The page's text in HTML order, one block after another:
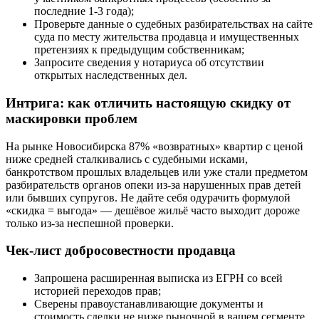
последние 1-3 года);
Проверьте данные о судебных разбирательствах на сайте
суда по месту жительства продавца и имущественных
претензиях к предыдущим собственникам;
Запросите сведения у нотариуса об отсутствии
открытых наследственных дел.
Интрига: как отличить настоящую скидку от
маскировки проблем
На рынке Новосибирска 87% «возвратных» квартир с ценой
ниже средней сталкивались с судебными исками,
банкротством прошлых владельцев или уже стали предметом
разбирательств органов опеки из-за нарушенных прав детей
или бывших супругов. Не дайте себя одурачить формулой
«скидка = выгода» — дешёвое жильё часто выходит дороже
только из-за неспешной проверки.
Чек-лист добросовестности продавца
Запрошена расширенная выписка из ЕГРН со всей
историей переходов прав;
Сверены правоустанавливающие документы и
стоимость сделки не ниже рыночной в вашем сегменте